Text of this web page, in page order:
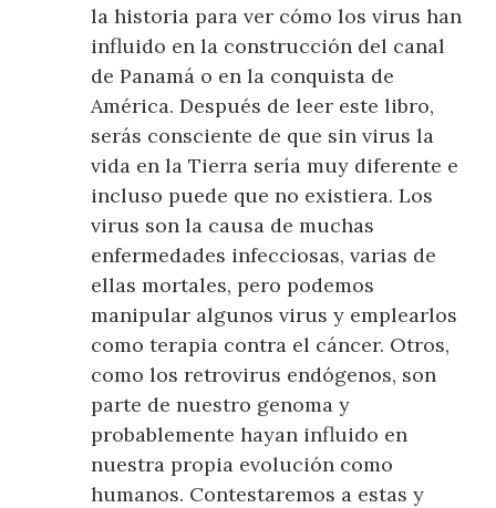
la historia para ver cómo los virus han
influido en la construcción del canal
de Panamá o en la conquista de
América. Después de leer este libro,
serás consciente de que sin virus la
vida en la Tierra sería muy diferente e
incluso puede que no existiera. Los
virus son la causa de muchas
enfermedades infecciosas, varias de
ellas mortales, pero podemos
manipular algunos virus y emplearlos
como terapia contra el cáncer. Otros,
como los retrovirus endógenos, son
parte de nuestro genoma y
probablemente hayan influido en
nuestra propia evolución como
humanos. Contestaremos a estas y